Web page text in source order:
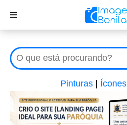
Pinturas Ícones